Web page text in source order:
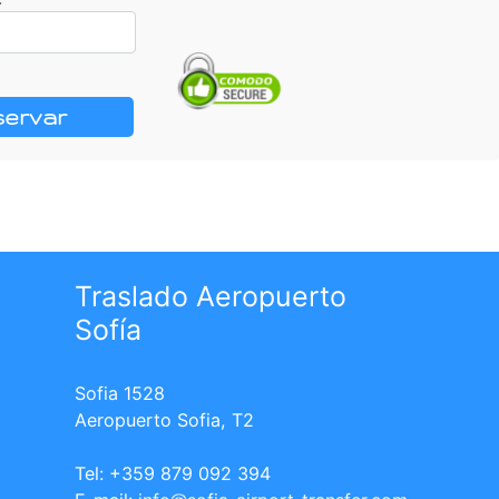
Traslado Aeropuerto
Sofía
Sofia 1528
Aeropuerto Sofia, T2
Tel: +359 879 092 394